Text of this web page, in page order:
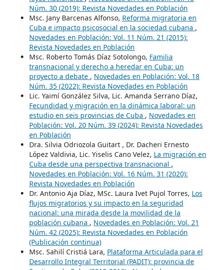
Núm. 30 (2019): Revista Novedades en Población
Msc. Jany Barcenas Alfonso, Reforma migratoria en
Cuba e impacto psicosocial en la sociedad cubana ,
Novedades en Población: Vol. 11 Núm. 21 (2015):
Revista Novedades en Población
Msc. Roberto Tomás Díaz Sotolongo, Familia
transnacional y derecho a heredar en Cuba: un
proyecto a debate , Novedades en Población: Vol. 18
Núm. 35 (2022): Revista Novedades en Población
Lic. Yaimí González Silva, Lic. Amanda Serrano Díaz,
Fecundidad y migración en la dinámica laboral: un
estudio en seis provincias de Cuba , Novedades en
Población: Vol. 20 Núm. 39 (2024): Revista Novedades
en Población
Dra. Silvia Odriozola Guitart , Dr. Dacheri Ernesto
López Valdivia, Lic. Yiselis Cano Velez, La migración en
Cuba desde una perspectiva transnacional ,
Novedades en Población: Vol. 16 Núm. 31 (2020):
Revista Novedades en Población
Dr. Antonio Aja Díaz, MSc. Laura Ivet Pujol Torres, Los
flujos migratorios y su impacto en la seguridad
nacional: una mirada desde la movilidad de la
población cubana , Novedades en Población: Vol. 21
Núm. 42 (2025): Revista Novedades en Población
(Publicación continua)
Msc. Sahilí Cristiá Lara, Plataforma Articulada para el
Desarrollo Integral Territorial (PADIT): provincia de